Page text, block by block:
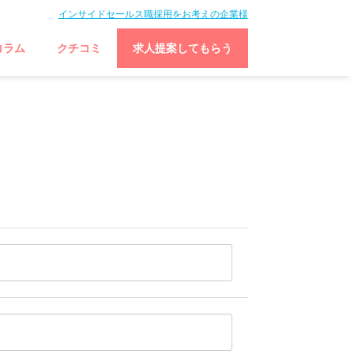
インサイドセールス職採用をお考えの企業様
ラム クチコミ 求人提案してもらう